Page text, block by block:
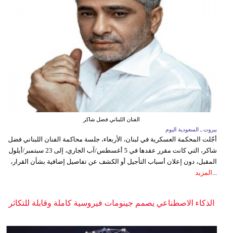
الفنان اللبناني فضل شاكر
بيروت ـ السعودية اليوم
أجّلت المحكمة العسكرية في لبنان، الأربعاء، جلسة محاكمة الفنان اللبناني فضل
شاكر، التي كانت مقرر عقدها في 5 أغسطس/آب الجاري، إلى 23 سبتمبر/أيلول
المقبل، دون إعلان أسباب التأجيل أو الكشف عن تفاصيل إضافية بشأن القرار،
المزيد
الذكاء الاصطناعي يصمم جينومات فيروسية كاملة وقابلة للتكاثر